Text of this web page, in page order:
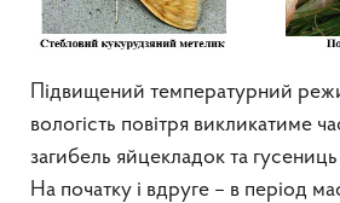
Підвищений температурний
вологість повітря викликатиме
загибель яйцекладок та
На початку і вдруге – в період